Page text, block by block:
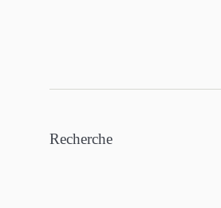
Recherche